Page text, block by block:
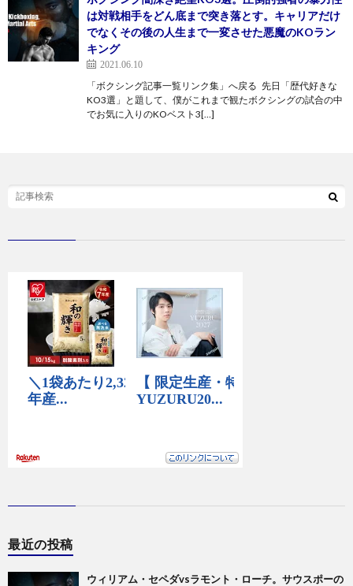
は対戦相手をどん底まで突き落とす。キャリアだけ
でなくその後の人生まで一変させた悪魔のKOラン
キング
2021.06.10
「ボクシング記事一覧リンク集」へ戻る 先日「歴代好きな
KO3選」と題して、僕がこれまで観たボクシングの試合の中
でお気に入りのKOベスト3[…]
最近の投稿
ウィリアム・セペダvsラモント・ローチ。サウスポーの